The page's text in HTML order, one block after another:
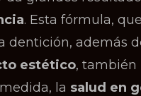
. Esta fórmula,
dentición, además
estético, también
la salud en